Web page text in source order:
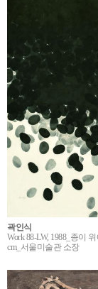
곽인식
Work 88-LW, 1988_종이
cm_서울미술관 소장